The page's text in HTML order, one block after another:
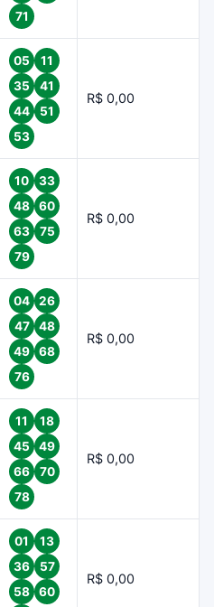
71
05
11
35
41
44
51
53
R$ 0,00
10
33
48
60
63
75
79
R$ 0,00
04
26
47
48
49
68
76
R$ 0,00
11
18
45
49
66
70
78
R$ 0,00
01
13
36
57
58
60
R$ 0,00